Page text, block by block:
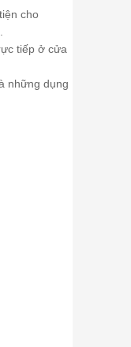
cho
tiếp ở cửa
những dụng